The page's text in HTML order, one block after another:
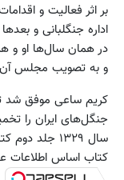
بر اثر فعالیت و
اداره جنگلبانی و
در همان سال‌ها او و
و به تصویب مجلس آن
سال ۱۳۲۹
کتاب اساس اطلاعات